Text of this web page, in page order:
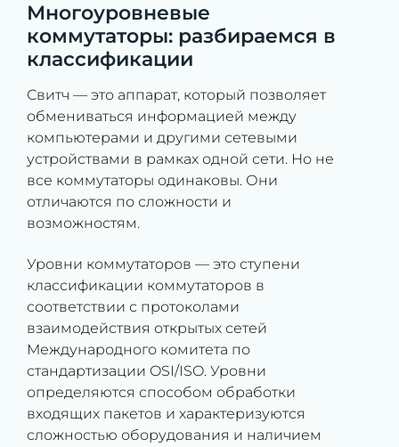
Многоуровневые
коммутаторы: разбираемся в
классификации
Свитч — это аппарат, который позволяет
обмениваться информацией между
компьютерами и другими сетевыми
устройствами в рамках одной сети. Но не
все коммутаторы одинаковы. Они
отличаются по сложности и
возможностям.
Уровни коммутаторов — это ступени
классификации коммутаторов в
соответствии с протоколами
взаимодействия открытых сетей
Международного комитета по
стандартизации OSI/ISO. Уровни
определяются способом обработки
входящих пакетов и характеризуются
сложностью оборудования и наличием